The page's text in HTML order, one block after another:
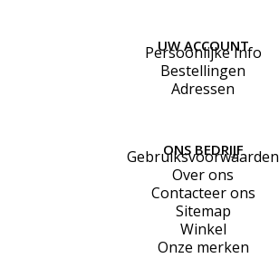
UW ACCOUNT
Persoonlijke Info
Bestellingen
Adressen
ONS BEDRIJF
Gebruiksvoorwaarden
Over ons
Contacteer ons
Sitemap
Winkel
Onze merken